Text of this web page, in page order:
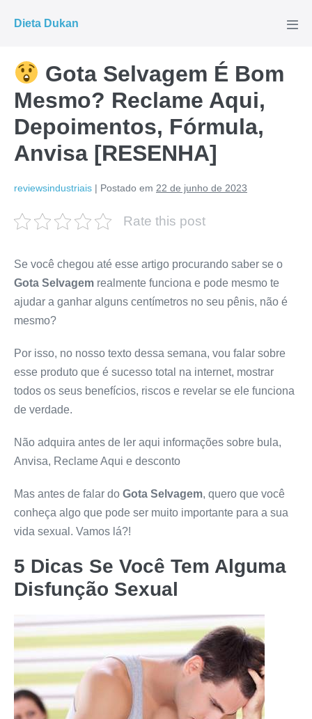
para
conteúdo
Dieta Dukan
Gota Selvagem É Bom
Mesmo? Reclame Aqui,
Depoimentos, Fórmula,
Anvisa [RESENHA]
reviewsindustriais | Postado em 22 de junho de 2023
Rate this post
Se você chegou até esse artigo procurando saber se o
Gota Selvagem realmente funciona e pode mesmo te
ajudar a ganhar alguns centímetros no seu pênis, não é
mesmo?
Por isso, no nosso texto dessa semana, vou falar sobre
esse produto que é sucesso total na internet, mostrar
todos os seus benefícios, riscos e revelar se ele funciona
de verdade.
Não adquira antes de ler aqui informações sobre bula,
Anvisa, Reclame Aqui e desconto
Mas antes de falar do Gota Selvagem, quero que você
conheça algo que pode ser muito importante para a sua
vida sexual. Vamos lá?!
5 Dicas Se Você Tem Alguma
Disfunção Sexual